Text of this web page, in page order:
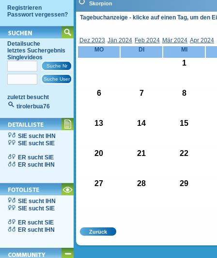
Registrieren
Passwort vergessen?
Detailsuche
letztes Suchergebnis
Singlevideos
zuletzt besucht
tirolerbua76
SIE sucht IHN
SIE sucht SIE
ER sucht SIE
ER sucht IHN
SIE sucht IHN
SIE sucht SIE
ER sucht SIE
ER sucht IHN
Skorpion
Tagebuchanzeige - klicke auf einen Tag, um den
Dez 2023 Jän 2024 Feb 2024 Mär 2024 Apr 2024
MO
DI MI
1
6 7 8
13 14 15
20 21 22
27 28 29